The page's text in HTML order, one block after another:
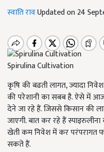
स्वाति रावUpdated on 24
Spirulina Cultivation
कृषि की बढती लागत, ज्यादा
की परेशानी का सबब है. ऐसे में
देने जा रहे हैं. जिससे किसान की
जाएगी. बात कर रहे हैं
खेती कम निवेश में कर परंपरागत
सकते हैं.